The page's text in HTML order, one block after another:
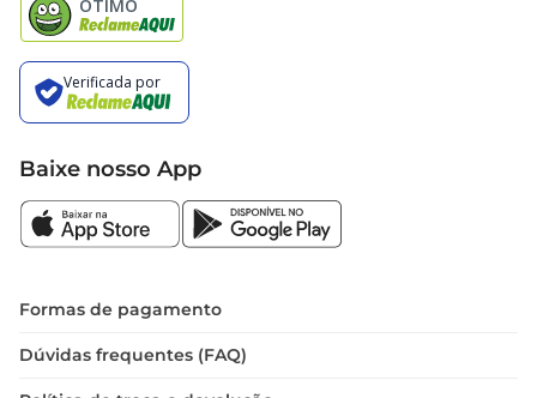
Baixe nosso App
Formas de pagamento
Dúvidas frequentes (FAQ)